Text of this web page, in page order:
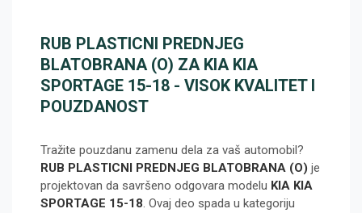
RUB PLASTICNI PREDNJEG
BLATOBRANA (O) ZA KIA KIA
SPORTAGE 15-18 - VISOK KVALITET I
POUZDANOST
Tražite pouzdanu zamenu dela za vaš automobil?
RUB PLASTICNI PREDNJEG BLATOBRANA (O) je
projektovan da savršeno odgovara modelu KIA KIA
SPORTAGE 15-18. Ovaj deo spada u kategoriju